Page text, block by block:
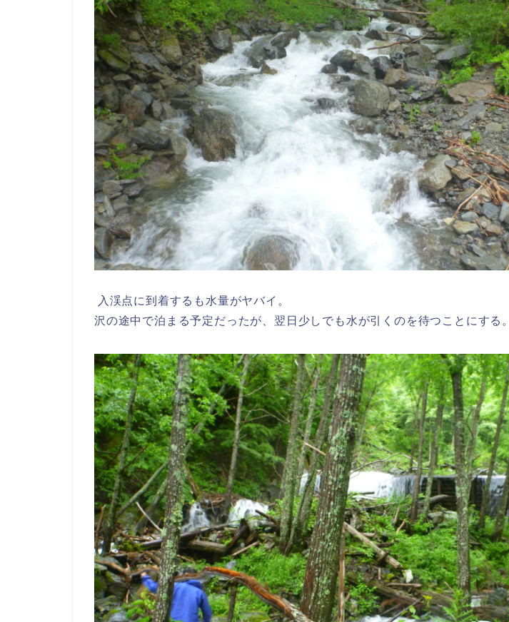
入渓点に到着するも水量がヤバイ。
沢の途中で泊まる予定だったが、翌日少しでも水が引くのを待つことにする。